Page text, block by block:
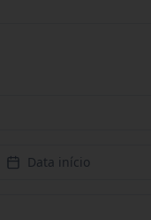
Data início